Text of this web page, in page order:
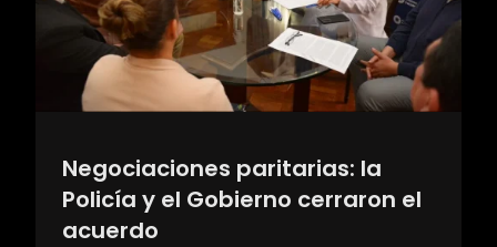
Negociaciones paritarias: la
Policía y el Gobierno cerraron el
acuerdo